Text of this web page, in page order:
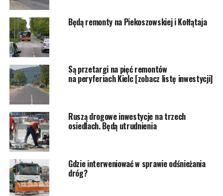
Będą remonty na Piekoszowskiej i Kołłątaja
Są przetargi na pięć remontów
na peryferiach Kielc [zobacz listę inwestycji]
Ruszą drogowe inwestycje na trzech
osiedlach. Będą utrudnienia
Gdzie interweniować w sprawie odśnieżania
dróg?